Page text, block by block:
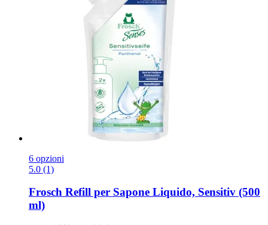
6 opzioni
5.0 (1)
Frosch Refill per Sapone Liquido, Sensitiv (500
ml)